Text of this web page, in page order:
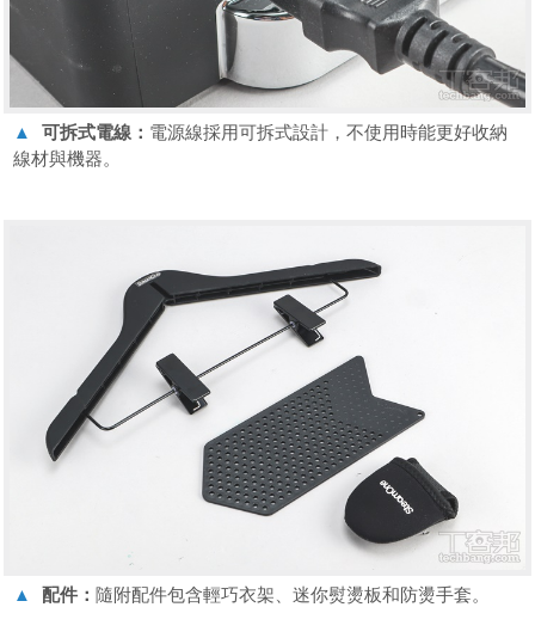
▲ 可拆式電線： 電源線採用可拆式設計，不使用時能更好收納
線材與機器。
▲ 配件： 隨附配件包含輕巧衣架、迷你熨燙板和防燙手套。